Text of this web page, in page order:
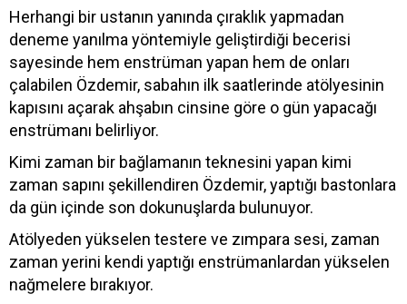
Herhangi bir ustanın yanında çıraklık yapmadan
deneme yanılma yöntemiyle geliştirdiği becerisi
sayesinde hem enstrüman yapan hem de onları
çalabilen Özdemir, sabahın ilk saatlerinde atölyesinin
kapısını açarak ahşabın cinsine göre o gün yapacağı
enstrümanı belirliyor.
Kimi zaman bir bağlamanın teknesini yapan kimi
zaman sapını şekillendiren Özdemir, yaptığı bastonlara
da gün içinde son dokunuşlarda bulunuyor.
Atölyeden yükselen testere ve zımpara sesi, zaman
zaman yerini kendi yaptığı enstrümanlardan yükselen
nağmelere bırakıyor.